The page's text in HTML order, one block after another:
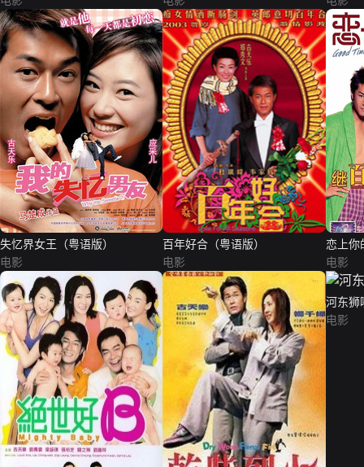
失忆界女王（粤语版）
电影
百年好合（粤语版）
电影
恋上你
电影
河东狮
电影